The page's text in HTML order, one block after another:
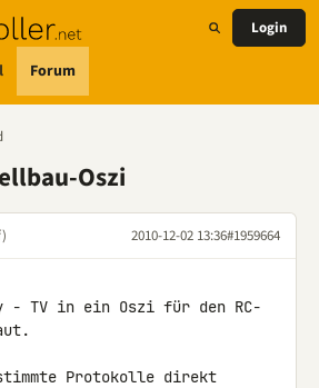
Forum
Login
Oszi
2010-12-02 13:36#1959664
- TV in ein Oszi für den RC-
Protokolle direkt